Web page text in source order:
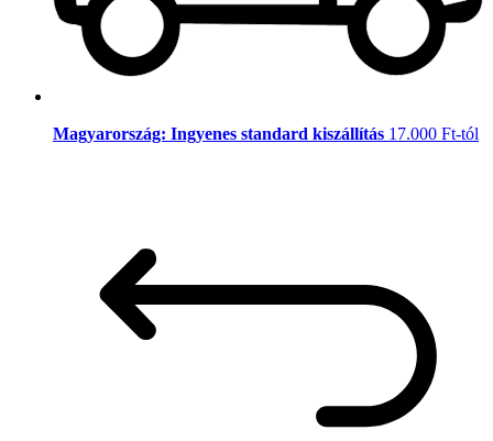
Magyarország: Ingyenes standard kiszállítás 17.000 Ft-tól